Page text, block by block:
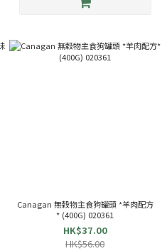
Canagan 無穀物主食狗罐頭 *羊肉配方
* (400G) 020361
HK$37.00
HK$56.00